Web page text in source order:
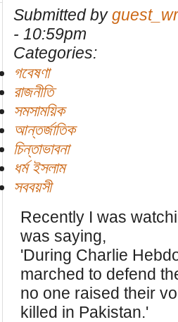
Submitted by
- 10:59pm
Categories:
গবেষণা
রাজনীতি
সমসাময়িক
আন্তর্জাতিক
চিন্তাভাবনা
ধর্ম ইসলাম
সববয়সী
Recently I was
was saying,
'During Charlie
marched to defend
no one raised their
killed in Pakistan.'